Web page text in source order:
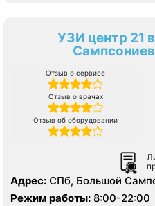
УЗИ центр 21
Отзыв о сервисе
Отзыв о врачах
Отзыв об оборудовании
Адрес: СПб, Большой
Режим работы: 8:00-22:00